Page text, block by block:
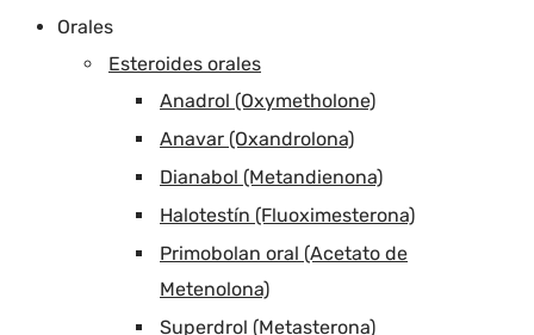
Orales
Esteroides orales
Anadrol (Oxymetholone)
Anavar (Oxandrolona)
Dianabol (Metandienona)
Halotestín (Fluoximesterona)
Primobolan oral (Acetato de
Metenolona)
Superdrol (Metasterona)